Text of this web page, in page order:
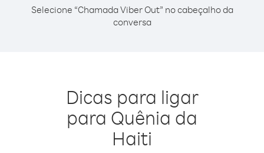
Selecione “Chamada Viber Out” no cabeçalho da
conversa
Dicas para ligar
para Quênia da
Haiti